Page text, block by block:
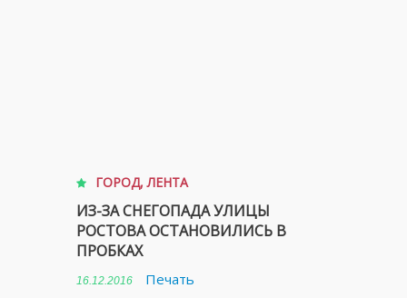
ГОРОД,ЛЕНТА
ИЗ-ЗА СНЕГОПАДА УЛИЦЫ
РОСТОВА ОСТАНОВИЛИСЬ В
ПРОБКАХ
16.12.2016
Печать